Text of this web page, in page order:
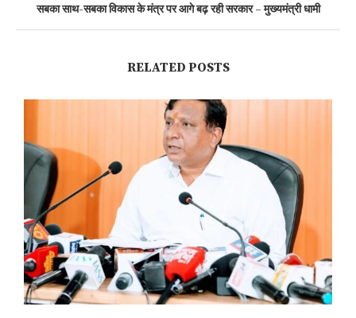
सबका साथ-सबका विकास के मंत्र पर आगे बढ़ रही सरकार – मुख्यमंत्री धामी
RELATED POSTS